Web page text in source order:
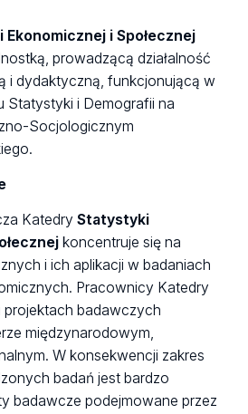
i Społecznej
prowadzącą działalność
i dydaktyczną, funkcjonującą w
Statystyki i Demografii na
Socjologicznym
KatedryStatystyki
koncentruje się na
i ich aplikacji w badaniach
Pracownicy Katedry
badawczych
międzynarodowym,
W konsekwencji zakres
badań jest bardzo
badawcze podejmowane przez